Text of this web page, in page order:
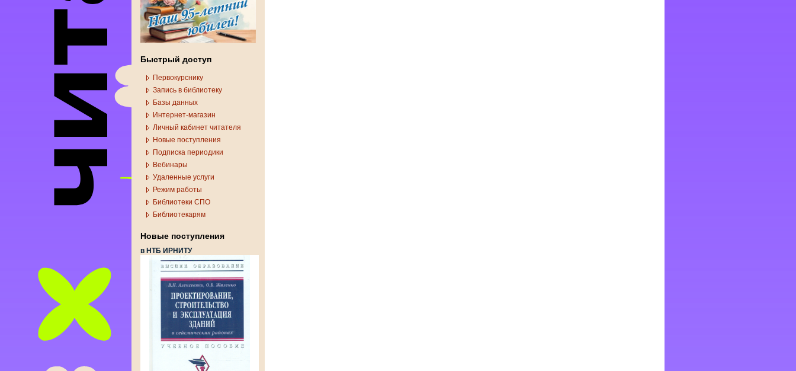
Быстрый доступ
Первокурснику
Запись в библиотеку
Базы данных
Интернет-магазин
Личный кабинет читателя
Новые поступления
Подписка периодики
Вебинары
Удаленные услуги
Режим работы
Библиотеки СПО
Библиотекарям
Новые поступления
в НТБ ИРНИТУ